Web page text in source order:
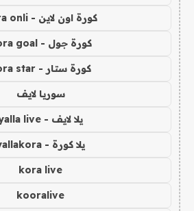
كورة اون لاين - kora onli
كورة جول - kora goal
كورة ستار - kora star
سوريا لايف
يلا لايف - yalla live
يلا كورة - yallakora
kora live
kooralive